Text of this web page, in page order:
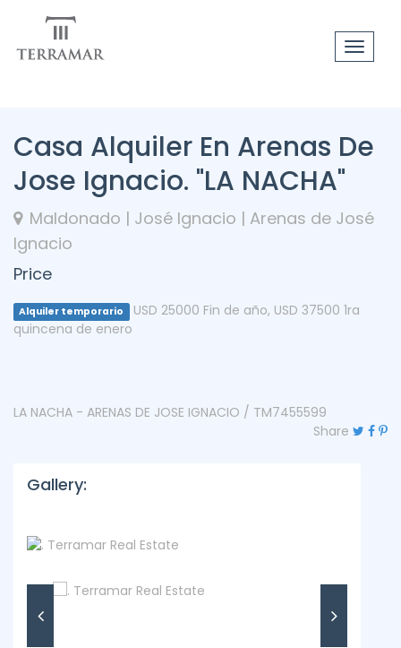
Toggle
Casa Alquiler En Arenas De
Jose Ignacio. "LA NACHA"
Maldonado | José Ignacio | Arenas de José
Ignacio
Price
Alquiler temporario USD 25000 Fin de año, USD 37500 1ra
quincena de enero
LA NACHA - ARENAS DE JOSE IGNACIO / TM7455599
Share
Gallery: